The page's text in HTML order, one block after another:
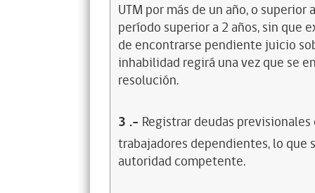
UTM por más de un año, o
período superior a 2 años, sin que
de encontrarse pendiente juicio
inhabilidad regirá una vez que se
resolución.
3 .- Registrar deudas
trabajadores dependientes, lo
autoridad competente.